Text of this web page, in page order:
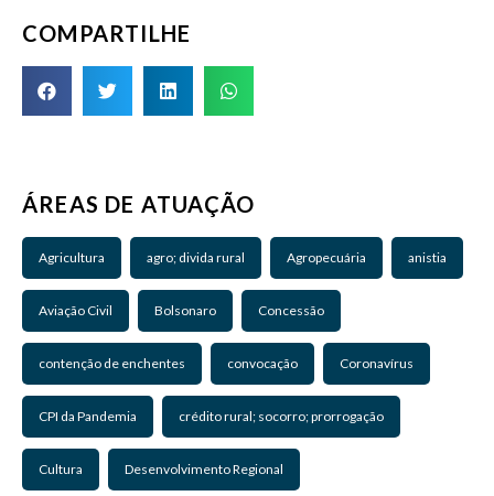
COMPARTILHE
ÁREAS DE ATUAÇÃO
Agricultura agro; divida rural Agropecuária anistia
Aviação Civil Bolsonaro Concessão
contenção de enchentes convocação Coronavírus
CPI da Pandemia crédito rural; socorro; prorrogação
Cultura Desenvolvimento Regional